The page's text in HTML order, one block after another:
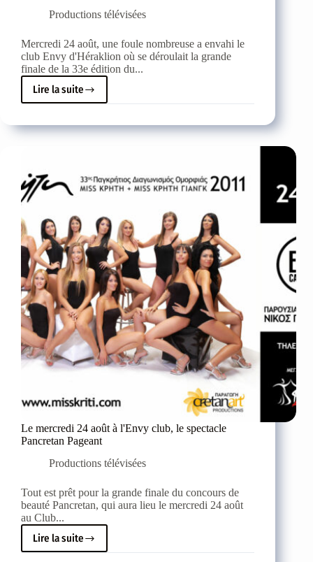
Productions télévisées
Mercredi 24 août, une foule nombreuse a envahi le
club Envy d'Héraklion où se déroulait la grande
finale de la 33e édition du...
Lire la suite
Miss
Crète
Eva
Crète
Yang
Fotiadi
dans
une
finale
magique
Le mercredi 24 août à l'Envy club, le spectacle
Pancretan Pageant
Productions télévisées
Tout est prêt pour la grande finale du concours de
beauté Pancretan, qui aura lieu le mercredi 24 août
au Club...
Lire la suite
Le
mercredi